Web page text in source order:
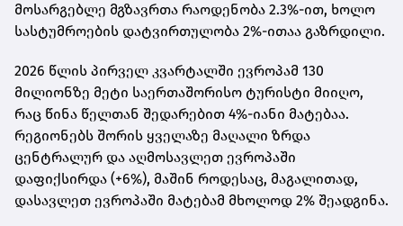
მოსარგებლე მგზავრთა რაოდენობა 2.3%-ით, ხოლო
სასტუმროების დატვირთულობა 2%-ითაა გაზრდილი.
2026 წლის პირველ კვარტალში ევროპამ 130
მილიონზე მეტი საერთაშორისო ტურისტი მიიღო,
რაც წინა წელთან შედარებით 4%-იანი მატებაა.
რეგიონებს შორის ყველაზე მაღალი ზრდა
ცენტრალურ და აღმოსავლეთ ევროპაში
დაფიქსირდა (+6%), მაშინ როდესაც, მაგალითად,
დასავლეთ ევროპაში მატებამ მხოლოდ 2% შეადგინა.